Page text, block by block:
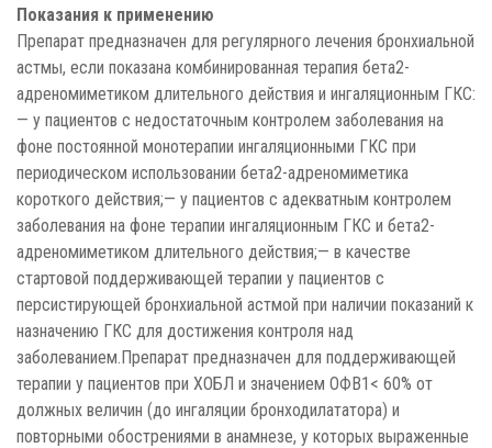
Показания к применению
Препарат предназначен для регулярного лечения бронхиальной
астмы, если показана комбинированная терапия бета2-
адреномиметиком длительного действия и ингаляционным ГКС:
— у пациентов с недостаточным контролем заболевания на
фоне постоянной монотерапии ингаляционными ГКС при
периодическом использовании бета2-адреномиметика
короткого действия;— у пациентов с адекватным контролем
заболевания на фоне терапии ингаляционным ГКС и бета2-
адреномиметиком длительного действия;— в качестве
стартовой поддерживающей терапии у пациентов с
персистирующей бронхиальной астмой при наличии показаний к
назначению ГКС для достижения контроля над
заболеванием.Препарат предназначен для поддерживающей
терапии у пациентов при ХОБЛ и значением ОФВ1< 60% от
должных величин (до ингаляции бронходилататора) и
повторными обострениями в анамнезе, у которых выраженные